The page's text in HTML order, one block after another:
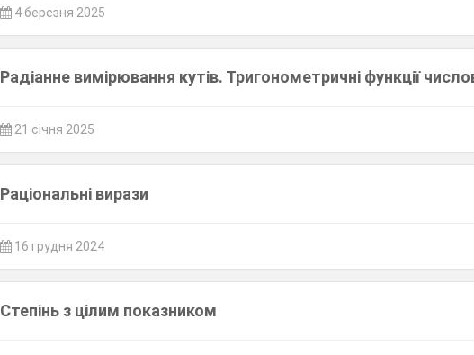
4 березня 2025
Радіанне вимірювання кутів. Тригонометричні функції
21 січня 2025
Раціональні вирази
16 грудня 2024
Степінь з цілим показником